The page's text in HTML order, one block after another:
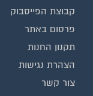
קבוצת הפייסבוק
פרסום באתר
תקנון החנות
הצהרת נגישות
צור קשר